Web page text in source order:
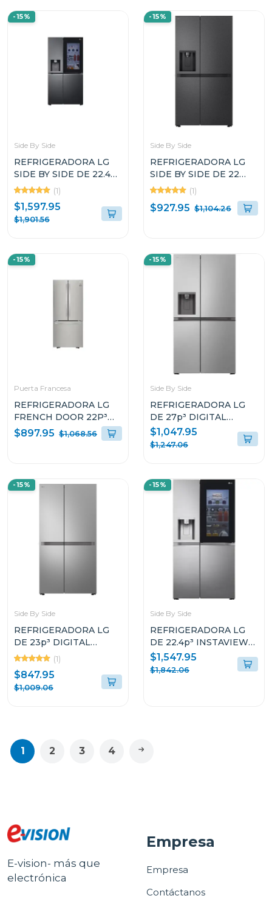
-15%
Side By Side
REFRIGERADORA LG
SIDE BY SIDE DE 22.4P³
INSTAVIEW DOOR IN
DOOR CRAFT ICE
VS25XHWCB
(1)
$1,597.95
$1,901.56
-15%
Side By Side
REFRIGERADORA LG
SIDE BY SIDE DE 22
CUFT COLOR NEGRO
SMART INVERTER
VS25LQIK
(1)
$927.95 $1,104.26
-15%
Puerta Francesa
REFRIGERADORA LG
FRENCH DOOR 22P³
SMART INVERTER
MULTI AIR FLOW
$897.95 $1,068.56
-15%
Side By Side
REFRIGERADORA LG
DE 27p³ DIGITAL
INVERTER SIDE BY
SIDE VS27LWID
$1,047.95
$1,247.06
-15%
Side By Side
REFRIGERADORA LG
DE 23p³ DIGITAL
INVERTER SIDE BY
SIDE VS25BJNK
(1)
$847.95
$1,009.06
-15%
Side By Side
REFRIGERADORA LG
DE 22.4p³ INSTAVIEW
DOOR IN DOOR CRAFT
ICE VS25XHWC
$1,547.95
$1,842.06
1 2 3 4
E-vision- más que
electrónica
Empresa
Empresa
Contáctanos